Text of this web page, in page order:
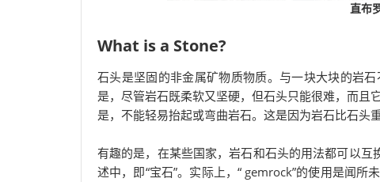
直布
What is a Stone?
石头是坚固的非金属矿物质物质。与一块大块的岩
是，尽管岩石既柔软又坚硬，但石头只能很难，而且
是，不能轻易抬起或弯曲岩石。这是因为岩石比石头
有趣的是，在某些国家，岩石和石头的用法都可以互
述中，即“宝石”。实际上，“ gemrock”的使用是闻